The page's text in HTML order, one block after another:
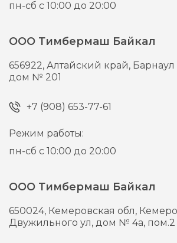
пн-сб с 10:00 до 20:00
ООО Тимбермаш Байкал
656922,Алтайский край, Барнаул
дом № 201
+7 (908) 653-77-61
Режим работы:
пн-сб с 10:00 до 20:00
ООО Тимбермаш Байкал
650024, Кемеровская обл,
Двужильного ул, дом № 4а, пом.2